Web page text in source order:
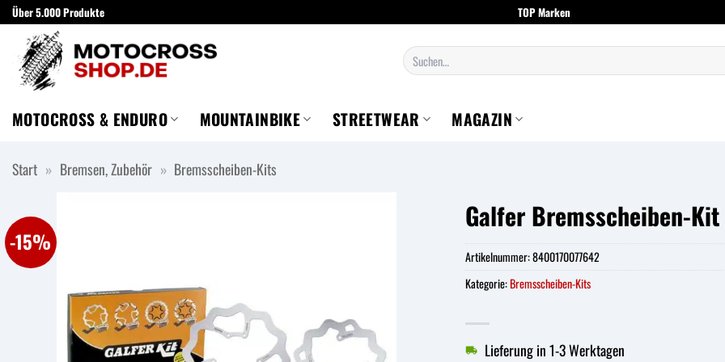
Zum
Inhalt
springen
Über 5.000 Produkte TOP Marken
Suchen
nach:
MOTOCROSS & ENDURO MOUNTAINBIKE STREETWEAR MAGAZIN
Start » Bremsen, Zubehör » Bremsscheiben-Kits
-15%
Galfer Bremsscheiben-Kit
Lieferung in 1-3 Werktagen
Artikelnummer:8400170077642
Kategorie:Bremsscheiben-Kits